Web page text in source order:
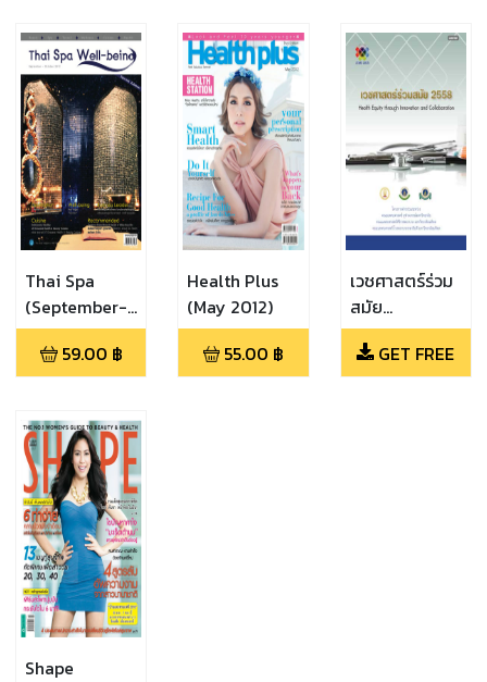
Thai Spa
(September-
October, 2012)
59.00 ฿
Health Plus
(May 2012)
55.00 ฿
เวชศาสตร์ร่วม
สมัย
(เวชศาสตร์ร่วม
สมัย 2558)
GET FREE
Shape